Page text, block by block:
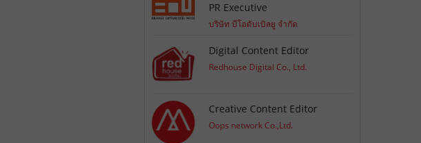
PR Executive
บริษัท บีโอดับเบิลยู จำกัด
Digital Content Editor
Redhouse Digital Co., Ltd.
Creative Content Editor
Oops network Co.,Ltd.